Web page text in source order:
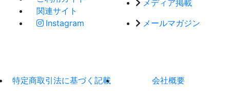
関連サイト
Instagram
メディア掲載
メールマガジン
特定商取引法に基づく記載 会社概要